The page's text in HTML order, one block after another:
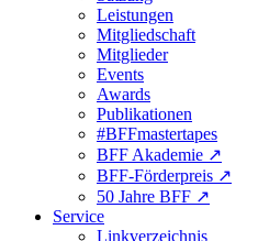
Leistungen
Mitgliedschaft
Mitglieder
Events
Awards
Publikationen
#BFFmastertapes
BFF Akademie ↗︎
BFF-Förderpreis ↗︎
50 Jahre BFF ↗︎
Service
Linkverzeichnis